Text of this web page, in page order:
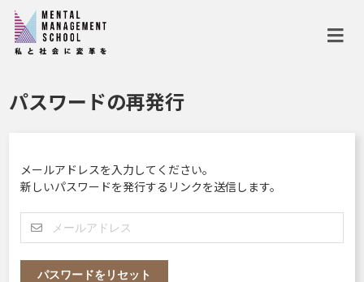
Skip
content
パスワードの再発行
メールアドレスを入力してください。
新しいパスワードを発行するリンクを送信します。
パスワードをリセット